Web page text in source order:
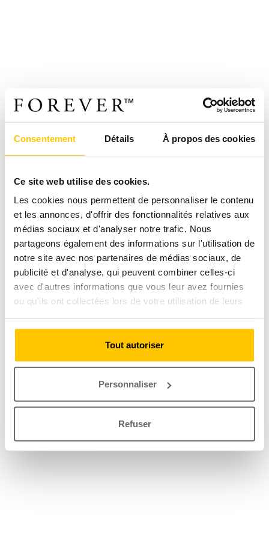
Consentement Détails À propos des cookies
Ce site web utilise des cookies.
Les cookies nous permettent de personnaliser le contenu
et les annonces, d'offrir des fonctionnalités relatives aux
médias sociaux et d'analyser notre trafic. Nous
partageons également des informations sur l'utilisation de
notre site avec nos partenaires de médias sociaux, de
publicité et d'analyse, qui peuvent combiner celles-ci
avec d'autres informations que vous leur avez fournies
ou qu'ils ont collectées lors de votre utilisation de leurs
Tout autoriser
Personnaliser
Refuser